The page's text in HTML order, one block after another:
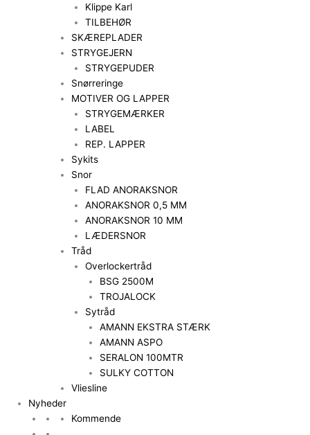
Klippe Karl
TILBEHØR
SKÆREPLADER
STRYGEJERN
STRYGEPUDER
Snørreringe
MOTIVER OG LAPPER
STRYGEMÆRKER
LABEL
REP. LAPPER
Sykits
Snor
FLAD ANORAKSNOR
ANORAKSNOR 0,5 MM
ANORAKSNOR 10 MM
LÆDERSNOR
Tråd
Overlockertråd
BSG 2500M
TROJALOCK
Sytråd
AMANN EKSTRA STÆRK
AMANN ASPO
SERALON 100MTR
SULKY COTTON
Vliesline
Nyheder
Kommende